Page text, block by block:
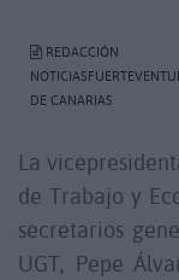
REDACCIÓN
DE CANARIAS
La
de Trabajo y
secretarios
UGT, Pepe